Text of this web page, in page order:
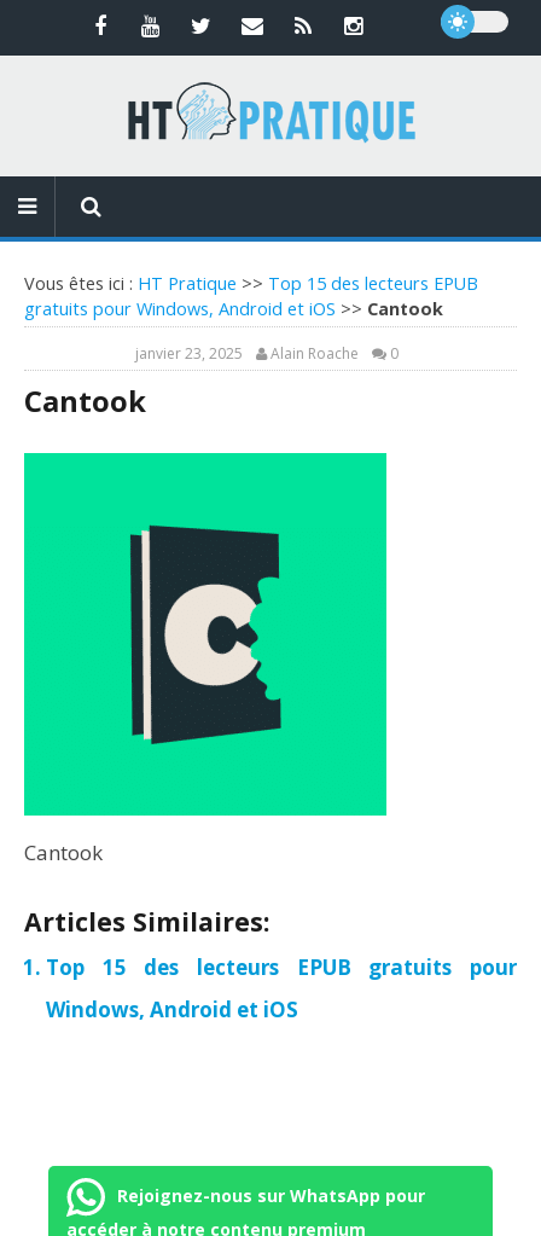
Vous êtes ici : HT Pratique >> Top 15 des lecteurs EPUB
gratuits pour Windows, Android et iOS >> Cantook
janvier 23, 2025 Alain Roache 0
Cantook
Cantook
Articles Similaires:
Top 15 des lecteurs EPUB gratuits pour
Windows, Android et iOS
Rejoignez-nous sur WhatsApp pour
accéder à notre contenu premium